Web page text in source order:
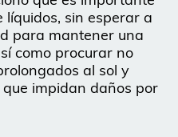
líquidos, sin esperar a
para mantener una
como procurar no
al sol y
impidan daños por